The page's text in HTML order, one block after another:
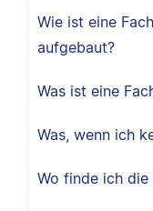
Wie ist eine
aufgebaut?
Was ist eine
Was, wenn ich
Wo finde ich die